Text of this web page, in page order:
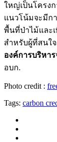
ใหญ่เป็นโครง
แนวโน้มจะมีก
พื้นที่ป่าไม้และ
สำหรับผู้ที่สนใ
องค์การบริหา
อบก.
Photo credit :
Tags: carbon